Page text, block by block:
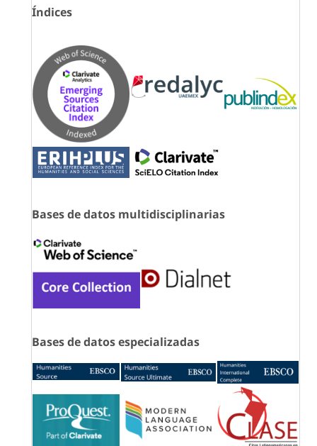
Índices
Bases de datos multidisciplinarias
Bases de datos especializadas